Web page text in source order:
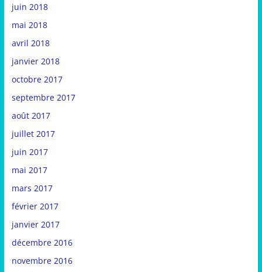
juin 2018
mai 2018
avril 2018
janvier 2018
octobre 2017
septembre 2017
août 2017
juillet 2017
juin 2017
mai 2017
mars 2017
février 2017
janvier 2017
décembre 2016
novembre 2016